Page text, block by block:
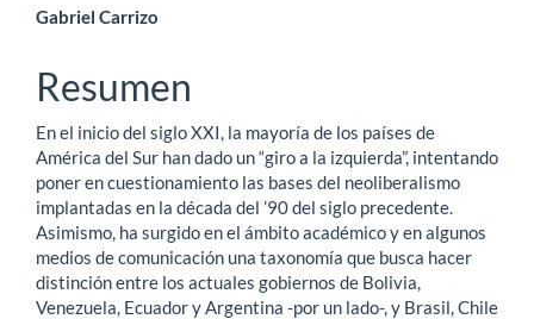
Contenido
principal
del
artículo
Gabriel Carrizo
Resumen
En el inicio del siglo XXI, la mayoría de los países de
América del Sur han dado un “giro a la izquierda”, intentando
poner en cuestionamiento las bases del neoliberalismo
implantadas en la década del ’90 del siglo precedente.
Asimismo, ha surgido en el ámbito académico y en algunos
medios de comunicación una taxonomía que busca hacer
distinción entre los actuales gobiernos de Bolivia,
Venezuela, Ecuador y Argentina -por un lado-, y Brasil, Chile